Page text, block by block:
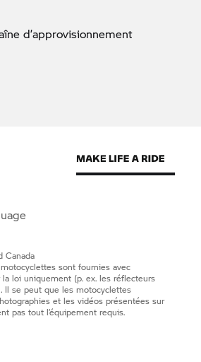
d’approvisionnement
Canada
sont fournies avec
la loi uniquement (p. ex. les réflecteurs
Il se peut que les motocyclettes
et les vidéos présentées sur
pas tout l’équipement requis.